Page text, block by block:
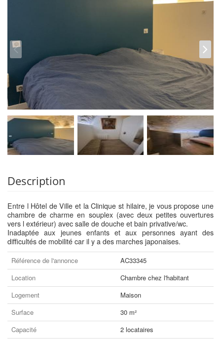
Description
Entre l Hôtel de Ville et la Clinique st hilaire, je vous propose une
chambre de charme en souplex (avec deux petites ouvertures
vers l extérieur) avec salle de douche et bain privative/wc.
Inadaptée aux jeunes enfants et aux personnes ayant des
difficultés de mobilité car il y a des marches japonaises.
Référence de l'annonce
AC33345
Location
Chambre chez l'habitant
Logement
Maison
Surface
30 m²
Capacité
2 locataires